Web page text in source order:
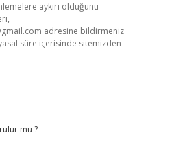
aykırı olduğunu
adresine bildirmeniz
süre içerisinde sitemizden
mu ?